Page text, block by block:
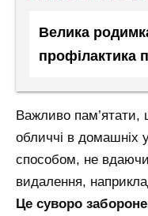
Велика
профілактика
Важливо
обличчі в домашніх
способом, не
видалення,
Це суворо